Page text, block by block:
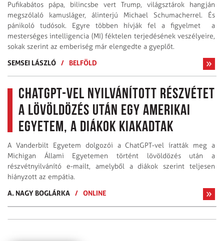
Pufikabátos pápa, bilincsbe vert Trump, világsztárok hangján
megszólaló kamusláger, álinterjú Michael Schumacherrel. És
pánikoló tudósok. Egyre többen hívják fel a figyelmet a
mesterséges intelligencia (MI) féktelen terjedésének veszélyeire,
sokak szerint az emberiség már elengedte a gyeplőt.
SEMSEI LÁSZLÓ / BELFÖLD
ChatGPT-vel nyilvánított részvétet
a lövöldözés után egy amerikai
egyetem, a diákok kiakadtak
A Vanderbilt Egyetem dolgozói a ChatGPT-vel íratták meg a
Michigan Állami Egyetemen történt lövöldözés után a
részvétnyilvánító e-mailt, amelyből a diákok szerint teljesen
hiányzott az empátia.
A. NAGY BOGLÁRKA / ONLINE